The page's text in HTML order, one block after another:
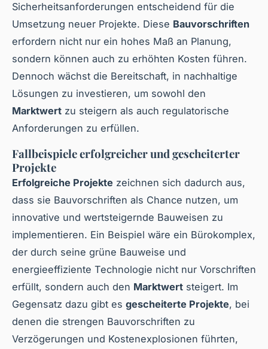
Sicherheitsanforderungen entscheidend für die
Umsetzung neuer Projekte. Diese Bauvorschriften
erfordern nicht nur ein hohes Maß an Planung,
sondern können auch zu erhöhten Kosten führen.
Dennoch wächst die Bereitschaft, in nachhaltige
Lösungen zu investieren, um sowohl den
Marktwert zu steigern als auch regulatorische
Anforderungen zu erfüllen.
Fallbeispiele erfolgreicher und gescheiterter
Projekte
Erfolgreiche Projekte zeichnen sich dadurch aus,
dass sie Bauvorschriften als Chance nutzen, um
innovative und wertsteigernde Bauweisen zu
implementieren. Ein Beispiel wäre ein Bürokomplex,
der durch seine grüne Bauweise und
energieeffiziente Technologie nicht nur Vorschriften
erfüllt, sondern auch den Marktwert steigert. Im
Gegensatz dazu gibt es gescheiterte Projekte, bei
denen die strengen Bauvorschriften zu
Verzögerungen und Kostenexplosionen führten,